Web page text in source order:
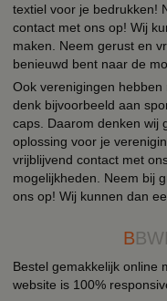
textiel voor je bedrukken!
contact met ons op! Wij
maken. Neem gerust en
benieuwd bent naar de
Ook verenigingen hebben
denk bijvoorbeeld aan
caps. Daarom denken wij
oplossing voor je
vrijblijvend contact met
mogelijkheden. Neem bij
ons op! Wij kunnen dan
B
Bestel gemakkelijk online
website is 100%